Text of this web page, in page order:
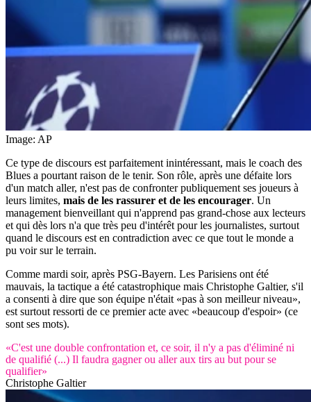
Image: AP
Ce type de discours est parfaitement inintéressant, mais le coach des
Blues a pourtant raison de le tenir. Son rôle, après une défaite lors
d'un match aller, n'est pas de confronter publiquement ses joueurs à
leurs limites, mais de les rassurer et de les encourager. Un
management bienveillant qui n'apprend pas grand-chose aux lecteurs
et qui dès lors n'a que très peu d'intérêt pour les journalistes, surtout
quand le discours est en contradiction avec ce que tout le monde a
pu voir sur le terrain.
Comme mardi soir, après PSG-Bayern. Les Parisiens ont été
mauvais, la tactique a été catastrophique mais Christophe Galtier, s'il
a consenti à dire que son équipe n'était «pas à son meilleur niveau»,
est surtout ressorti de ce premier acte avec «beaucoup d'espoir» (ce
sont ses mots).
«C'est une double confrontation et, ce soir, il n'y a pas d'éliminé ni
de qualifié (...) Il faudra gagner ou aller aux tirs au but pour se
qualifier»
Christophe Galtier